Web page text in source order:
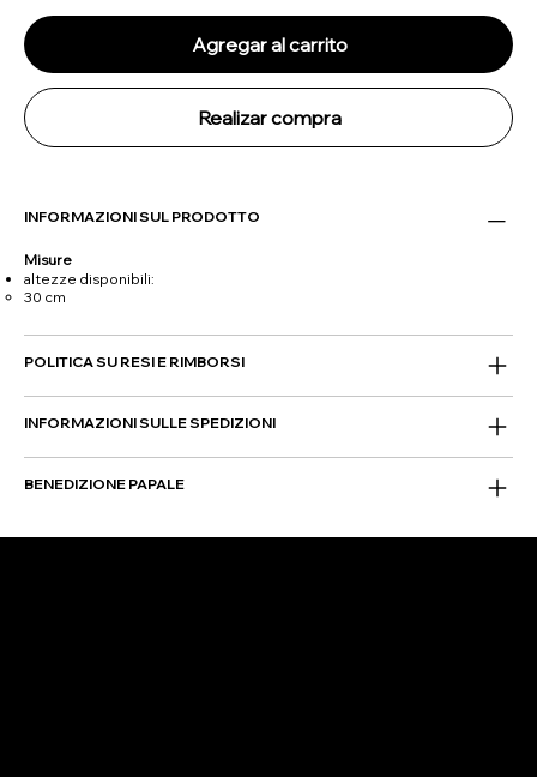
Agregar al carrito
Realizar compra
INFORMAZIONI SUL PRODOTTO
Misure
altezze disponibili:
30 cm
POLITICA SU RESI E RIMBORSI
INFORMAZIONI SULLE SPEDIZIONI
BENEDIZIONE PAPALE